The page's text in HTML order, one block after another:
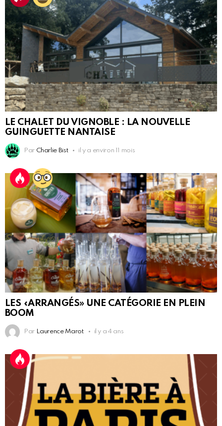
LE CHALET DU VIGNOBLE : LA NOUVELLE
GUINGUETTE NANTAISE
Par Charlie Bist il y a environ 11 mois
LES «ARRANGÉS» UNE CATÉGORIE EN PLEIN
BOOM
Par Laurence Marot il y a 4 ans